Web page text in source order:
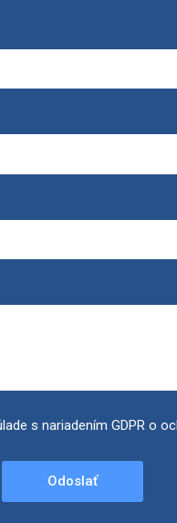
s nariadením GDPR o
Odoslať